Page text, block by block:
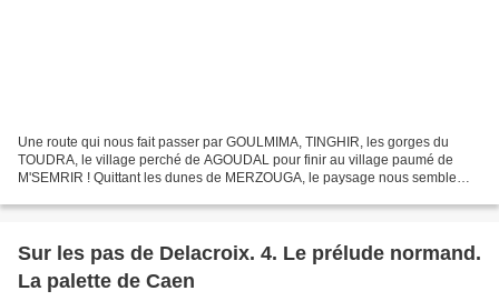
Une route qui nous fait passer par GOULMIMA, TINGHIR, les gorges du
TOUDRA, le village perché de AGOUDAL pour finir au village paumé de
M'SEMRIR ! Quittant les dunes de MERZOUGA, le paysage nous semble
Sur les pas de Delacroix. 4. Le prélude normand.
La palette de Caen